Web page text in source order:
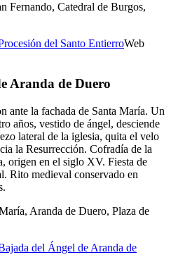
Fernando, Catedral de Burgos,
del Santo EntierroWeb
Aranda de Duero
ante la fachada de Santa María. Un
años, vestido de ángel, desciende
lateral de la iglesia, quita el velo
la Resurrección. Cofradía de la
origen en el siglo XV. Fiesta de
Rito medieval conservado en
Aranda de Duero, Plaza de
del Ángel de Aranda de